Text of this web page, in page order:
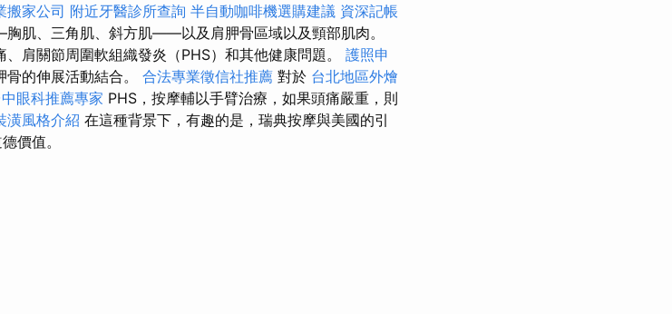
搬家公司 附近牙醫診所查詢 半自動咖啡機選購建議 資深記帳
肌、三角肌、斜方肌——以及肩胛骨區域以及頸部肌肉。
、肩關節周圍軟組織發炎（PHS）和其他健康問題。 護照申
的伸展活動結合。 合法專業徵信社推薦 對於 台北地區外燴
眼科推薦專家 PHS，按摩輔以手臂治療，如果頭痛嚴重，則
潢風格介紹 在這種背景下，有趣的是，瑞典按摩與美國的引
價值。